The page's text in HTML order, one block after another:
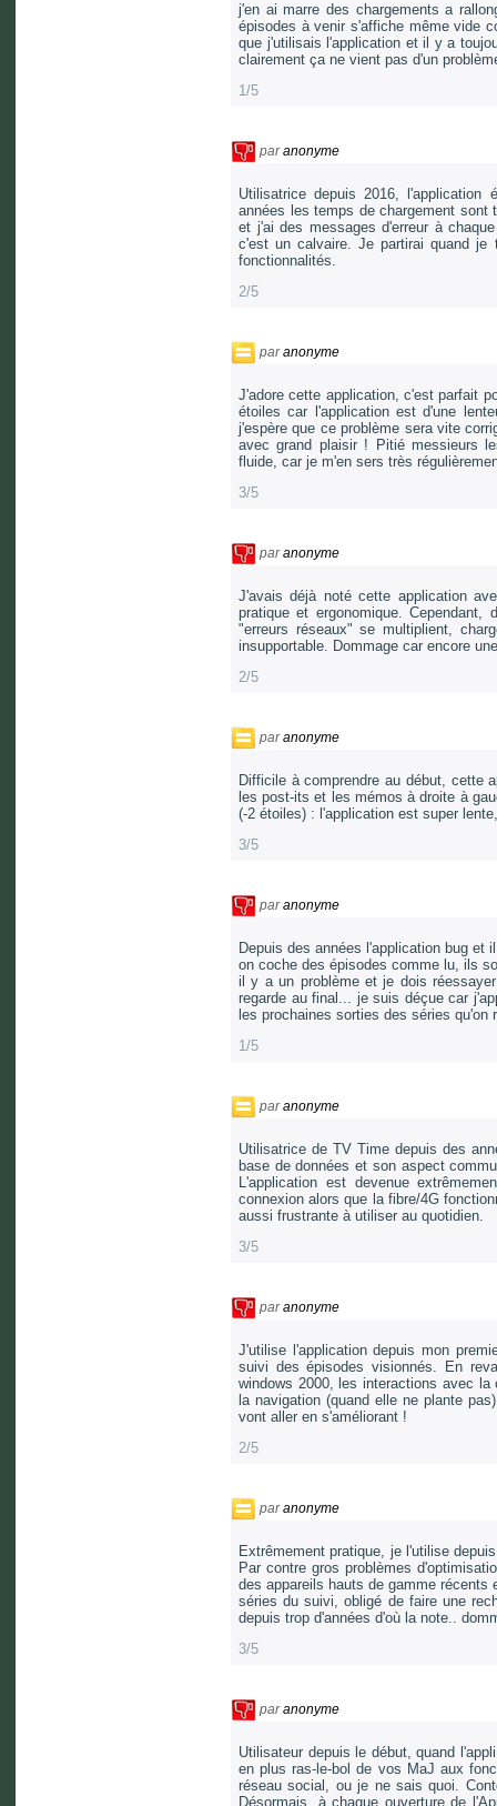
j'en ai marre des chargements a
épisodes à venir s'affiche même vide
que j'utilisais l'application et il y a
clairement ça ne vient pas d'un
1/5
paranonyme
Utilisatrice depuis 2016,
années les temps de chargement sont
et j'ai des messages d'erreur à
c'est un calvaire. Je partirai quand je
fonctionnalités.
2/5
paranonyme
J'adore cette application, c'est parfait
étoiles car l'application est d'une
j'espère que ce problème sera vite
avec grand plaisir ! Pitié messieurs
fluide, car je m'en sers très
3/5
paranonyme
J'avais déjà noté cette application
pratique et ergonomique.
"erreurs réseaux" se multiplient,
insupportable. Dommage car encore
2/5
paranonyme
Difficile à comprendre au début, cette
les post-its et les mémos à droite à
(-2 étoiles) : l'application est super
3/5
paranonyme
Depuis des années l'application bug et
on coche des épisodes comme lu, ils
il y a un problème et je dois
regarde au final... je suis déçue car
les prochaines sorties des séries qu'on
1/5
paranonyme
Utilisatrice de TV Time depuis des
base de données et son aspect
L'application est devenue
connexion alors que la fibre/4G
aussi frustrante à utiliser au quotidien.
3/5
paranonyme
J'utilise l'application depuis mon
suivi des épisodes visionnés. En
windows 2000, les interactions avec
la navigation (quand elle ne plante
vont aller en s'améliorant !
2/5
paranonyme
Extrêmement pratique, je l'utilise
Par contre gros problèmes
des appareils hauts de gamme
séries du suivi, obligé de faire une
depuis trop d'années d'où la note..
3/5
paranonyme
Utilisateur depuis le début, quand
en plus ras-le-bol de vos MaJ aux
réseau social, ou je ne sais quoi.
Désormais, à chaque ouverture de